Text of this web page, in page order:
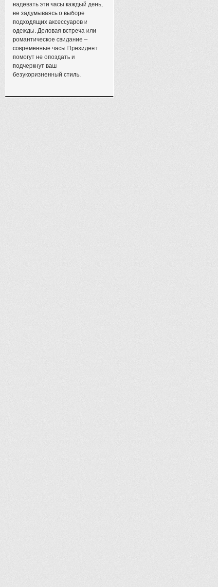
надевать эти часы каждый день,
не задумываясь о выборе
подходящих аксессуаров и
одежды. Деловая встреча или
романтическое свидание –
современные часы Президент
помогут не опоздать и
подчеркнут ваш
безукоризненный стиль.